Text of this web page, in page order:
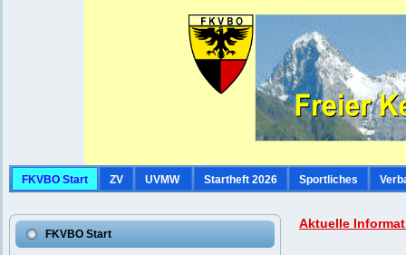
FKVBO Start ZV UVMW Startheft 2026 Sportliches
FKVBO Start
Aktuelle